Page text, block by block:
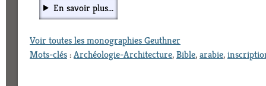
En savoir plus...
Voir toutes les monographies Geuthner
Mots-clés:Archéologie-Architecture,Bible,arabie,